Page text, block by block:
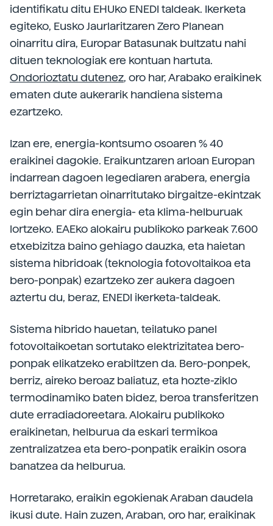
identifikatu ditu EHUko ENEDI taldeak. Ikerketa
egiteko, Eusko Jaurlaritzaren Zero Planean
oinarritu dira, Europar Batasunak bultzatu nahi
dituen teknologiak ere kontuan hartuta.
Ondorioztatu dutenez, oro har, Arabako eraikinek
ematen dute aukerarik handiena sistema
ezartzeko.
Izan ere, energia-kontsumo osoaren % 40
eraikinei dagokie. Eraikuntzaren arloan Europan
indarrean dagoen legediaren arabera, energia
berriztagarrietan oinarritutako birgaitze-ekintzak
egin behar dira energia- eta klima-helburuak
lortzeko. EAEko alokairu publikoko parkeak 7.600
etxebizitza baino gehiago dauzka, eta haietan
sistema hibridoak (teknologia fotovoltaikoa eta
bero-ponpak) ezartzeko zer aukera dagoen
aztertu du, beraz, ENEDI ikerketa-taldeak.
Sistema hibrido hauetan, teilatuko panel
fotovoltaikoetan sortutako elektrizitatea bero-
ponpak elikatzeko erabiltzen da. Bero-ponpek,
berriz, aireko beroaz baliatuz, eta hozte-ziklo
termodinamiko baten bidez, beroa transferitzen
dute erradiadoreetara. Alokairu publikoko
eraikinetan, helburua da eskari termikoa
zentralizatzea eta bero-ponpatik eraikin osora
banatzea da helburua.
Horretarako, eraikin egokienak Araban daudela
ikusi dute. Hain zuzen, Araban, oro har, eraikinak